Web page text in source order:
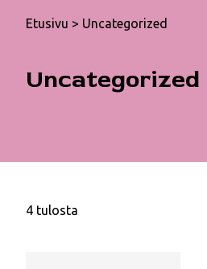
Etusivu > Uncategorized
Uncategorized
4 tulosta